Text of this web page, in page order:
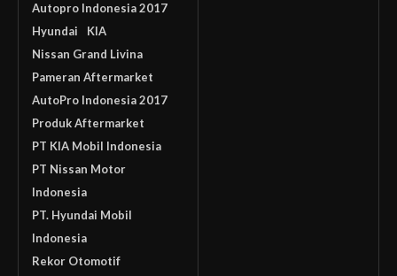
Autopro Indonesia 2017
Hyundai
KIA
Nissan Grand Livina
Pameran Aftermarket
AutoPro Indonesia 2017
Produk Aftermarket
PT KIA Mobil Indonesia
PT Nissan Motor
Indonesia
PT. Hyundai Mobil
Indonesia
Rekor Otomotif